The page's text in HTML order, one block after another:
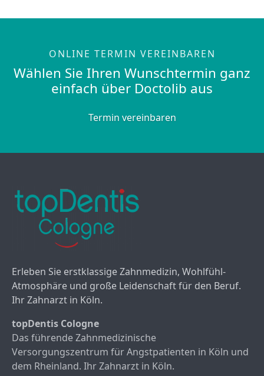
ONLINE TERMIN VEREINBAREN
Wählen Sie Ihren Wunschtermin ganz
einfach über Doctolib aus
Termin vereinbaren
Erleben Sie erstklassige Zahnmedizin, Wohlfühl-
Atmosphäre und große Leidenschaft für den Beruf.
Ihr Zahnarzt in Köln.
topDentis Cologne
Das führende Zahnmedizinische
Versorgungszentrum für Angstpatienten in Köln und
dem Rheinland. Ihr Zahnarzt in Köln.